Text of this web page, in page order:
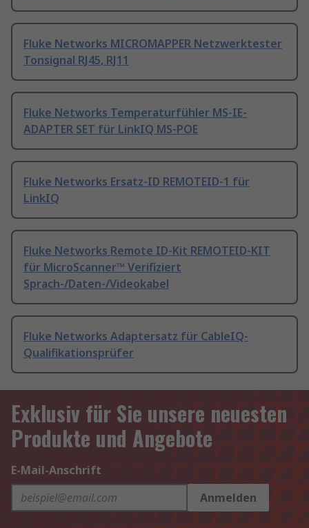
Fluke Networks MICROMAPPER Netzwerktester
Tonsignal RJ45, RJ11
Fluke Networks Temperaturfühler MS-IE-
ADAPTER SET für LinkIQ MS-POE
Fluke Networks Ersatz-ID REMOTEID-1 für
LinkIQ
Fluke Networks Remote ID-Kit REMOTEID-KIT
für MicroScanner™ Verifiziert
Sprach-/Daten-/Videokabel
Fluke Networks Adaptersatz für CableIQ-
Qualifikationsprüfer
Exklusiv für Sie unsere neuesten
Produkte und Angebote
E-Mail-Anschrift
Anmelden